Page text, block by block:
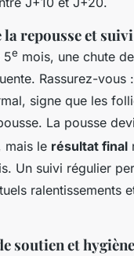
la repousse et
5e mois, une chute
Rassurez-vous :
signe que les
La pousse
mais le résultat final
Un suivi régulier
ralentissements
soutien et